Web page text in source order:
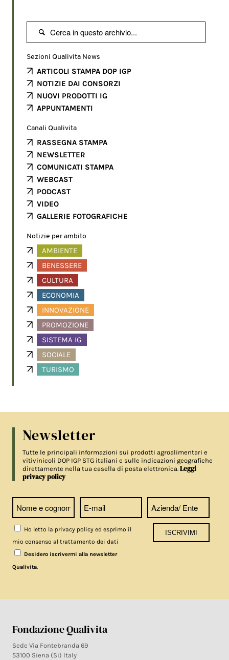

Sezioni Qualivita News
ARTICOLI STAMPA DOP IGP
NOTIZIE DAI CONSORZI
NUOVI PRODOTTI IG
APPUNTAMENTI
Canali Qualivita
RASSEGNA STAMPA
NEWSLETTER
COMUNICATI STAMPA
WEBCAST
PODCAST
VIDEO
GALLERIE FOTOGRAFICHE
Notizie per ambito
AMBIENTE
BENESSERE
CULTURA
ECONOMIA
INNOVAZIONE
PROMOZIONE
SISTEMA IG
SOCIALE
TURISMO
Newsletter
Tutte le principali informazioni sui prodotti agroalimentari e
vitivinicoli DOP IGP STG italiani e sulle indicazioni geografiche
direttamente nella tua casella di posta elettronica.Leggi
privacy policy
Ho letto la privacy policy ed esprimo il
mio consenso al trattamento dei dati
Desidero iscrivermi alla newsletter
Qualivita
Fondazione Qualivita
Sede Via Fontebranda 69
53100 Siena (Si) Italy